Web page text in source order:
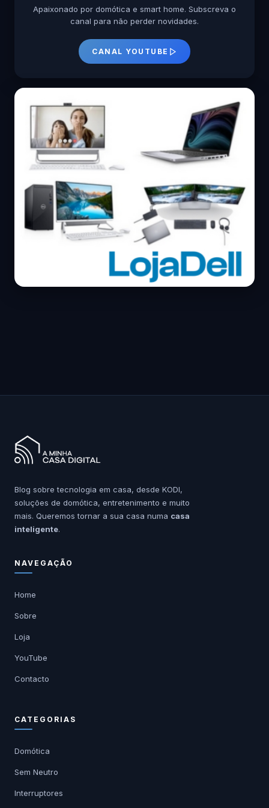
Apaixonado por domótica e smart home. Subscreva o
canal para não perder novidades.
CANAL YOUTUBE
Blog sobre tecnologia em casa, desde KODI,
soluções de domótica, entretenimento e muito
mais. Queremos tornar a sua casa numa casa
inteligente.
NAVEGAÇÃO
Home
Sobre
Loja
YouTube
Contacto
CATEGORIAS
Domótica
Sem Neutro
Interruptores